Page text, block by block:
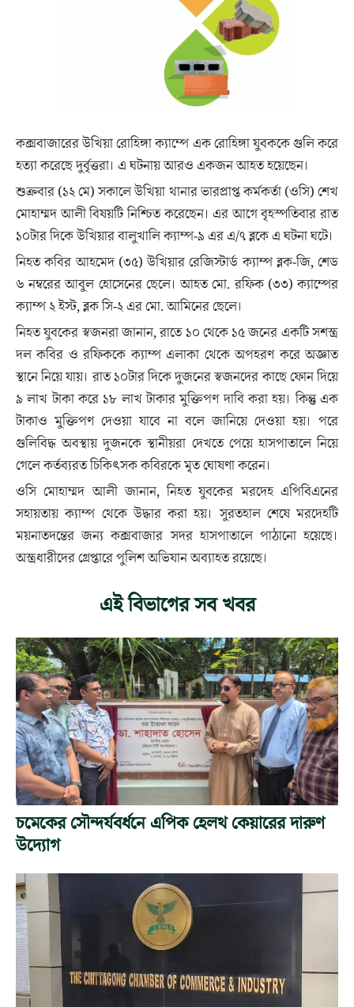
কক্সবাজারের উখিয়া রোহিঙ্গা ক্যাম্পে এক রোহিঙ্গা যুবককে গুলি করে
হত্যা করেছে দুর্বৃত্তরা। এ ঘটনায় আরও একজন আহত হয়েছেন।
শুক্রবার (১২ মে) সকালে উখিয়া থানার ভারপ্রাপ্ত কর্মকর্তা (ওসি) শেখ
মোহাম্মদ আলী বিষয়টি নিশ্চিত করেছেন। এর আগে বৃহস্পতিবার রাত
১০টার দিকে উখিয়ার বালুখালি ক্যাম্প-৯ এর এ/৭ ব্লকে এ ঘটনা ঘটে।
নিহত কবির আহমেদ (৩৫) উখিয়ার রেজিস্টার্ড ক্যাম্প ব্লক-জি, শেড
৬ নম্বরের আবুল হোসেনের ছেলে। আহত মো. রফিক (৩৩) ক্যাম্পের
ক্যাম্প ২ ইস্ট, ব্লক সি-২ এর মো. আমিনের ছেলে।
নিহত যুবকের স্বজনরা জানান, রাতে ১০ থেকে ১৫ জনের একটি সশস্ত্র
দল কবির ও রফিককে ক্যাম্প এলাকা থেকে অপহরণ করে অজ্ঞাত
স্থানে নিয়ে যায়। রাত ১০টার দিকে দুজনের স্বজনদের কাছে ফোন দিয়ে
৯ লাখ টাকা করে ১৮ লাখ টাকার মুক্তিপণ দাবি করা হয়। কিন্তু এক
টাকাও মুক্তিপণ দেওয়া যাবে না বলে জানিয়ে দেওয়া হয়। পরে
গুলিবিদ্ধ অবস্থায় দুজনকে স্থানীয়রা দেখতে পেয়ে হাসপাতালে নিয়ে
গেলে কর্তব্যরত চিকিৎসক কবিরকে মৃত ঘোষণা করেন।
ওসি মোহাম্মদ আলী জানান, নিহত যুবকের মরদেহ এপিবিএনের
সহায়তায় ক্যাম্প থেকে উদ্ধার করা হয়। সুরতহাল শেষে মরদেহটি
ময়নাতদন্তের জন্য কক্সবাজার সদর হাসপাতালে পাঠানো হয়েছে।
অস্ত্রধারীদের গ্রেপ্তারে পুলিশ অভিযান অব্যাহত রয়েছে।
এই বিভাগের সব খবর
চমেকের সৌন্দর্যবর্ধনে এপিক হেলথ কেয়ারের দারুণ
উদ্যোগ